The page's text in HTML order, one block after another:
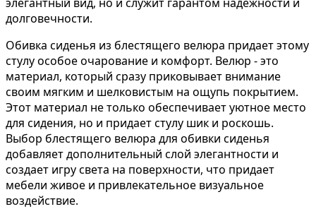
долговечности.
Обивка сиденья из блестящего велюра придает этому
стулу особое очарование и комфорт. Велюр - это
материал, который сразу приковывает внимание
своим мягким и шелковистым на ощупь покрытием.
Этот материал не только обеспечивает уютное место
для сидения, но и придает стулу шик и роскошь.
Выбор блестящего велюра для обивки сиденья
добавляет дополнительный слой элегантности и
создает игру света на поверхности, что придает
мебели живое и привлекательное визуальное
воздействие.